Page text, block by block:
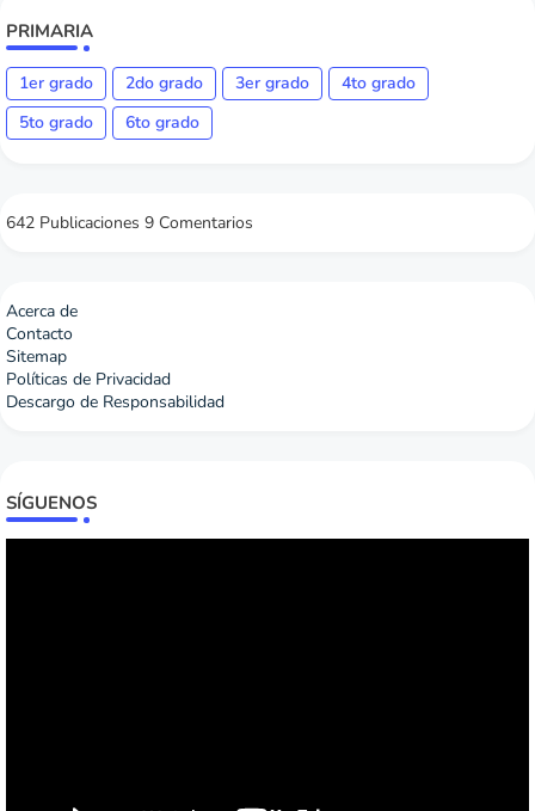
PRIMARIA
1er grado 2do grado 3er grado
4to grado
5to grado
6to grado
642 Publicaciones 9 Comentarios
Acerca de
Contacto
Sitemap
Políticas de Privacidad
Descargo de Responsabilidad
SÍGUENOS